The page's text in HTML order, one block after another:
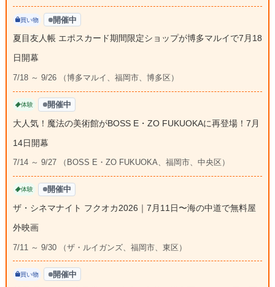
買い物 開催中
夏目友人帳 エポスカード期間限定ショップが博多マルイで7月18
日開幕
7/18 ～ 9/26 （博多マルイ、福岡市、博多区）
体験 開催中
大人気！魔法の美術館がBOSS E・ZO FUKUOKAに再登場！7月
14日開幕
7/14 ～ 9/27 （BOSS E・ZO FUKUOKA、福岡市、中央区）
体験 開催中
ザ・シネマナイト フクオカ2026｜7月11日〜海の中道で無料屋
外映画
7/11 ～ 9/30 （ザ・ルイガンズ、福岡市、東区）
買い物 開催中